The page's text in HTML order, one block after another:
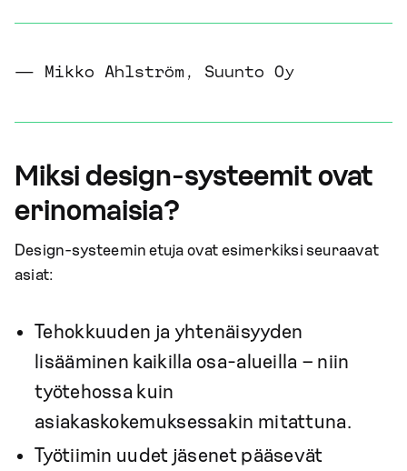
— Mikko Ahlström, Suunto Oy
Miksi design-systeemit ovat
erinomaisia?
Design-systeemin etuja ovat esimerkiksi seuraavat
asiat:
Tehokkuuden ja yhtenäisyyden
lisääminen kaikilla osa-alueilla – niin
työtehossa kuin
asiakaskokemuksessakin mitattuna.
Työtiimin uudet jäsenet pääsevät